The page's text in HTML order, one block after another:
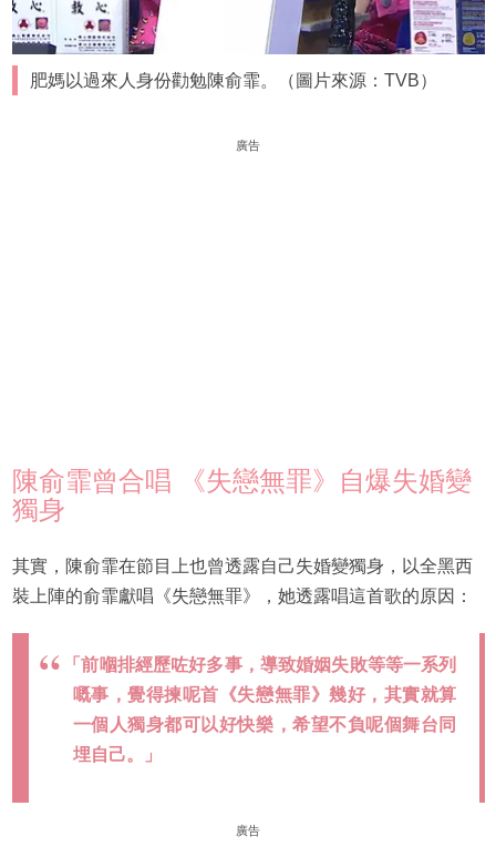
肥媽以過來人身份勸勉陳俞霏。（圖片來源：TVB）
廣告
陳俞霏曾合唱 《失戀無罪》自爆失婚變
獨身
其實，陳俞霏在節目上也曾透露自己失婚變獨身，以全黑西
裝上陣的俞霏獻唱《失戀無罪》，她透露唱這首歌的原因：
「前嗰排經歷咗好多事，導致婚姻失敗等等一系列
嘅事，覺得揀呢首《失戀無罪》幾好，其實就算
一個人獨身都可以好快樂，希望不負呢個舞台同
埋自己。」
廣告